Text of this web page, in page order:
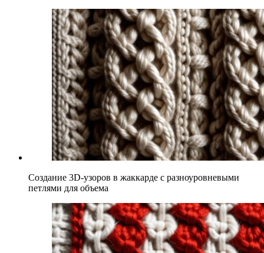
Создание 3D-узоров в жаккарде с разноуровневыми
петлями для объема